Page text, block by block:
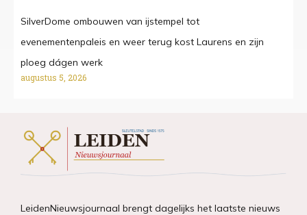
SilverDome ombouwen van ijstempel tot
evenementenpaleis en weer terug kost Laurens en zijn
ploeg dágen werk
augustus 5, 2026
LeidenNieuwsjournaal brengt dagelijks het laatste nieuws